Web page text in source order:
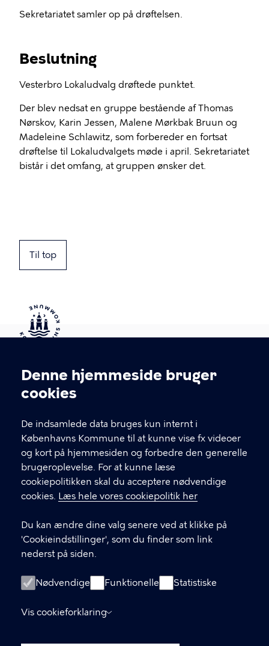
Cookieindstillinger
Denne hjemmeside bruger
cookies
De indsamlede data bruges kun internt i
Københavns Kommune til at kunne vise fx videoer
og kort på hjemmesiden og forbedre den generelle
brugeroplevelse. For at kunne læse
cookiepolitikken skal du acceptere nødvendige
cookies. Læs hele vores cookiepolitik her
Du kan ændre dine valg senere ved at klikke på
'Cookieindstillinger', som du finder som link
nederst på siden.
Nødvendige Funktionelle Statistiske
Vis cookieforklaring
Sekretariatet samler op på drøftelsen.
Beslutning
Vesterbro Lokaludvalg drøftede punktet.
Der blev nedsat en gruppe bestående af Thomas
Nørskov, Karin Jessen, Malene Mørkbak Bruun og
Madeleine Schlawitz, som forbereder en fortsat
drøftelse til Lokaludvalgets møde i april. Sekretariatet
bistår i det omfang, at gruppen ønsker det.
Til top
Kontakt Københavns Kommune
T
fFind andre kontakter her
CVR-nummer64942212
GENVEJE
Digital Post
Databeskyttelse
Tilgængelighedserklæring
Om hjemmesiden